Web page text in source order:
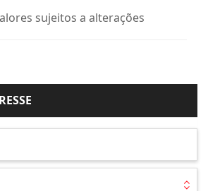
sujeitos a alterações